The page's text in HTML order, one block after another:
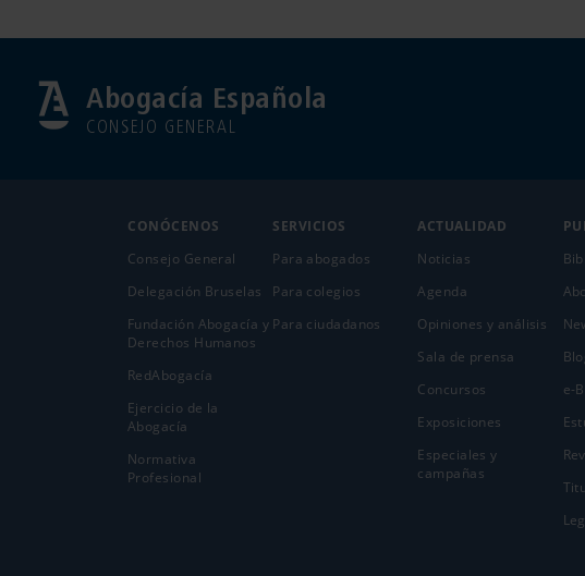
Abogacía Española
CONSEJO GENERAL
CONÓCENOS
Consejo General
Delegación Bruselas
Fundación Abogacía y
Derechos Humanos
RedAbogacía
Ejercicio de la
Abogací­a
Normativa
Profesional
SERVICIOS
Para abogados
Para colegios
Para ciudadanos
ACTUALIDAD
Noticias
Agenda
Opiniones y análisis
Sala de prensa
Concursos
Exposiciones
Especiales y
campañas
e-